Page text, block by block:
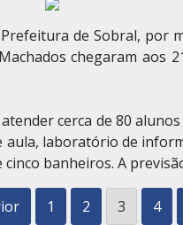
de Sobral, por
chegaram aos
cerca de 80
aula, laboratório de
banheiros. A
1 2 3 4